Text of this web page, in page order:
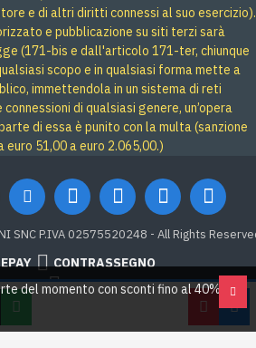
e di altri diritti connessi al suo esercizio).
e pubblicazione su siti terzi sarà
(171-bis e dall'articolo 171-ter, chiunque
scopo e in qualsiasi forma mette a
immettendola in un sistema di reti
di qualsiasi genere, un’opera
di essa è punito con la multa (sanzione
euro 51,00 a euro 2.065,00.)
SNC P.IVA 02575520248 - All Rights
CONTRASSEGNO
Pay PAYPAL
del momento con sconti fino al 40% su